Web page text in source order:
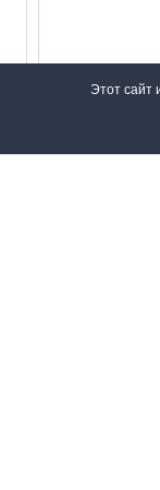
Этот сайт